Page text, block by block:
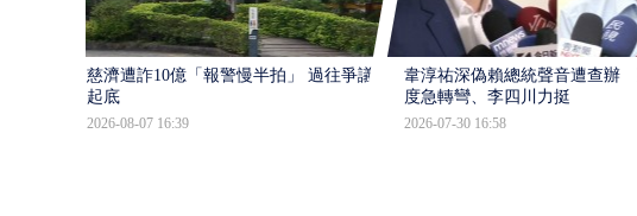
慈濟遭詐10億「報警慢半拍」 過往爭議遭
起底
2026-08-07 16:39
韋淳祐深偽賴總統聲音遭查辦
度急轉彎、李四川力挺
2026-07-30 16:58